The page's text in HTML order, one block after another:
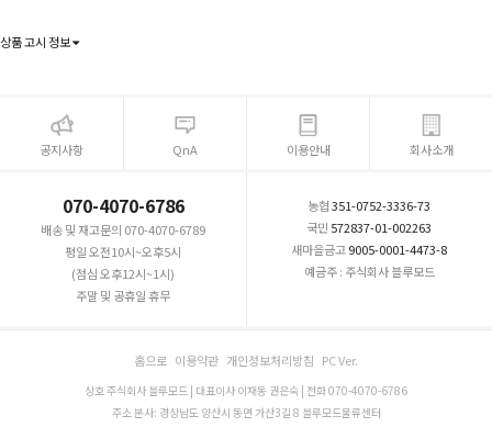
상품 고시 정보
공지사항 QnA 이용안내 회사소개
070-4070-6786
배송 및 재고문의 070-4070-6789
평일 오전10시~오후5시
(점심 오후12시~1시)
주말 및 공휴일 휴무
농협351-0752-3336-73
국민 572837-01-002263
새마을금고9005-0001-4473-8
예금주 : 주식회사 블루모드
홈으로 이용약관 개인정보처리방침 PC Ver.
상호 주식회사 블루모드 | 대표이사 이재동 권은숙 | 전화 070-4070-6786
주소 본사: 경상남도 양산시 동면 가산3길 8 블루모드물류센터